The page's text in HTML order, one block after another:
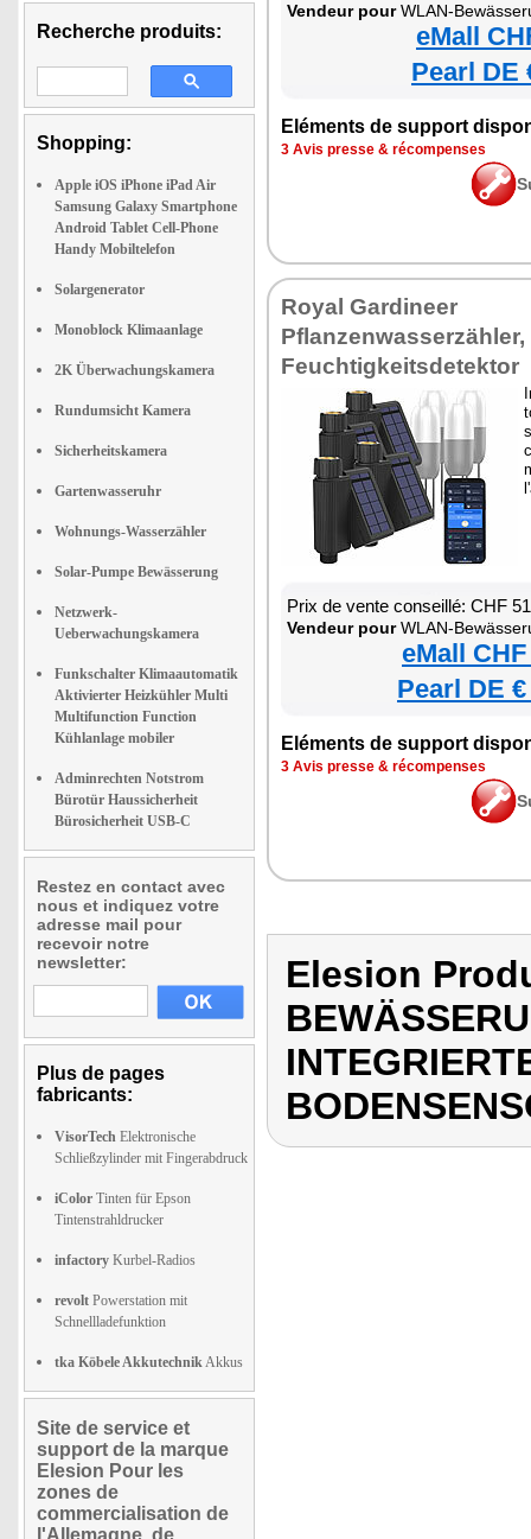
Recherche produits:
Shopping:
Apple iOS iPhone iPad Air
Samsung Galaxy Smartphone
Android Tablet Cell-Phone
Handy Mobiltelefon
Solargenerator
Monoblock Klimaanlage
2K Überwachungskamera
Rundumsicht Kamera
Sicherheitskamera
Gartenwasseruhr
Wohnungs-Wasserzähler
Solar-Pumpe Bewässerung
Netzwerk-
Ueberwachungskamera
Funkschalter Klimaautomatik
Aktivierter Heizkühler Multi
Multifunction Function
Kühlanlage mobiler
Adminrechten Notstrom
Bürotür Haussicherheit
Bürosicherheit USB-C
Restez en contact avec
nous et indiquez votre
adresse mail pour
recevoir notre
newsletter:
Plus de pages
fabricants:
VisorTech Elektronische
Schließzylinder mit Fingerabdruck
iColor Tinten für Epson
Tintenstrahldrucker
infactory Kurbel-Radios
revolt Powerstation mit
Schnellladefunktion
tka Köbele AkkutechnikAkkus
Site de service et
support de la marque
Elesion Pour les
zones de
commercialisation de
l'Allemagne, de
Vendeur pourWLAN-Bewässerungscomputer mit App,
eMall
Pearl DE
Eléments de support
3 Avis presse & récompenses
Royal Gardineer
Pflanzenwasserzähler,
Feuchtigkeitsdetektor
Prix de vente conseillé: CHF
Vendeur pourWLAN-Bewässerungscomputer mit App,
eMall
Pearl DE
Eléments de support
3 Avis presse & récompenses
Elesion